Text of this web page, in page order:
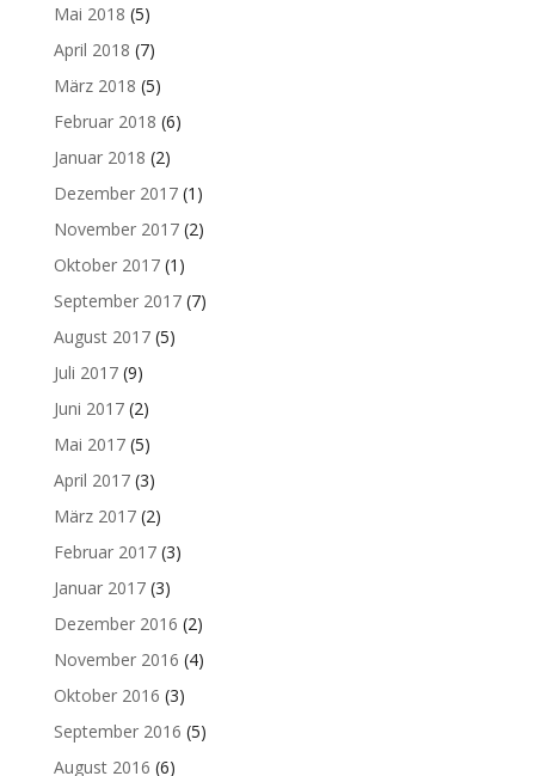
Mai 2018 (5)
April 2018 (7)
März 2018 (5)
Februar 2018 (6)
Januar 2018 (2)
Dezember 2017(1)
November 2017(2)
Oktober 2017(1)
September 2017(7)
August 2017(5)
Juli 2017(9)
Juni 2017(2)
Mai 2017(5)
April 2017(3)
März 2017(2)
Februar 2017(3)
Januar 2017(3)
Dezember 2016 (2)
November 2016 (4)
Oktober 2016 (3)
September 2016 (5)
August 2016 (6)